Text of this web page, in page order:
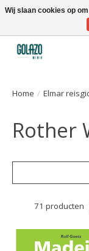
Kennispartner in
Home / Elmar
Rother
71 producten
Wij slaan cookies op